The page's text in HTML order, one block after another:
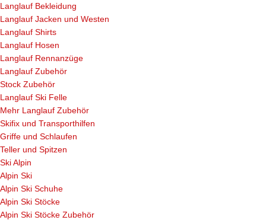
Langlauf Bekleidung
Langlauf Jacken und Westen
Langlauf Shirts
Langlauf Hosen
Langlauf Rennanzüge
Langlauf Zubehör
Stock Zubehör
Langlauf Ski Felle
Mehr Langlauf Zubehör
Skifix und Transporthilfen
Griffe und Schlaufen
Teller und Spitzen
Ski Alpin
Alpin Ski
Alpin Ski Schuhe
Alpin Ski Stöcke
Alpin Ski Stöcke Zubehör